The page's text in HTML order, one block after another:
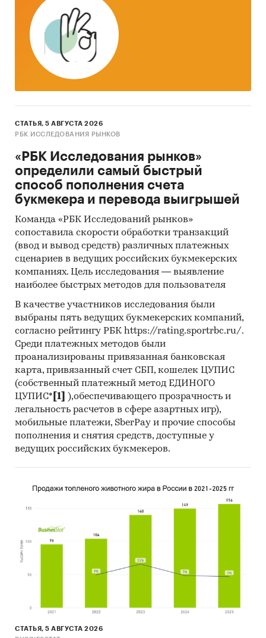
СТАТЬЯ, 5 АВГУСТА 2026
РБК ИССЛЕДОВАНИЯ РЫНКОВ
«РБК Исследования рынков»
определили самый быстрый
способ пополнения счета
букмекера и перевода выигрышей
Команда «РБК Исследований рынков»
сопоставила скорости обработки транзакций
(ввод и вывод средств) различных платежных
сценариев в ведущих российских букмекерских
компаниях. Цель исследования — выявление
наиболее быстрых методов для пользователя
В качестве участников исследования были
выбраны пять ведущих букмекерских компаний,
согласно рейтингу РБК https://rating.sportrbc.ru/.
Среди платежных методов были
проанализированы привязанная банковская
карта, привязанный счет СБП, кошелек ЦУПИС
(собственный платежный метод ЕДИНОГО
ЦУПИС* [1]
),обеспечивающего прозрачность и
легальность расчетов в сфере азартных игр),
мобильные платежи, SberPay и прочие способы
пополнения и снятия средств, доступные у
ведущих российских букмекеров.
СТАТЬЯ, 5 АВГУСТА 2026